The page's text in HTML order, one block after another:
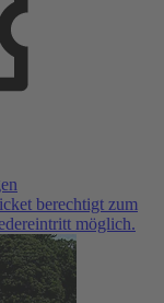
berechtigt zum
möglich.